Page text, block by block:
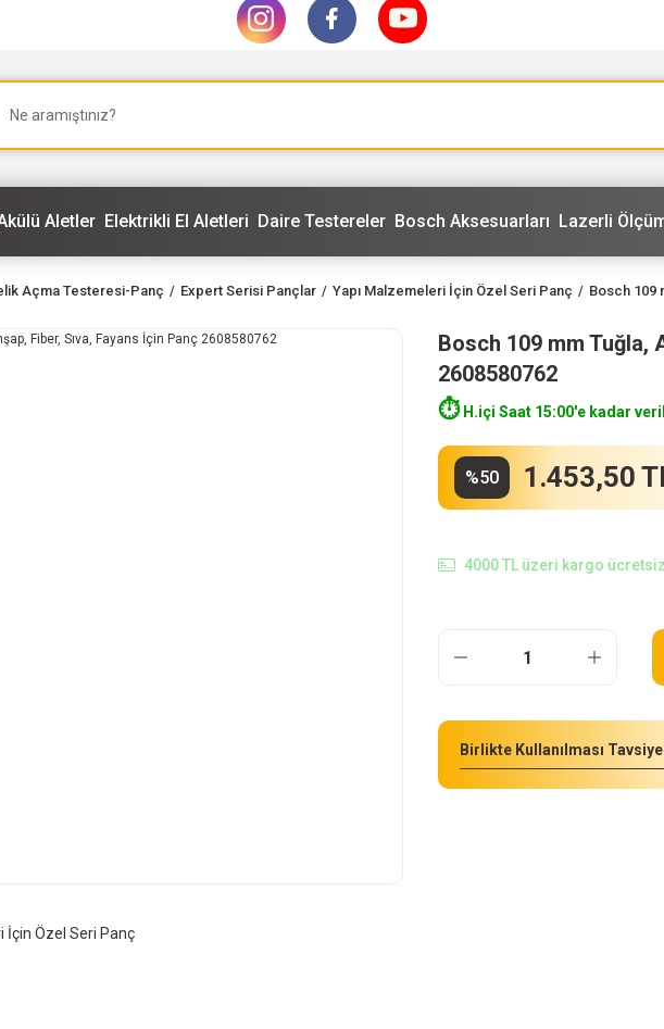
Aletler Elektrikli El Aletleri Daire Testereler Bosch Aksesuarları Lazerli
Açma Testeresi-Panç Expert Serisi Pançlar Yapı Malzemeleri İçin Özel Seri Panç Bosch 109
İçin Özel Seri Panç
Bosch 109 mm Tuğla,
2608580762
⏱️H.içi Saat 15:00'e kadar
%50 1.453,50
4000 TL üzeri kargo
Birlikte Kullanılması